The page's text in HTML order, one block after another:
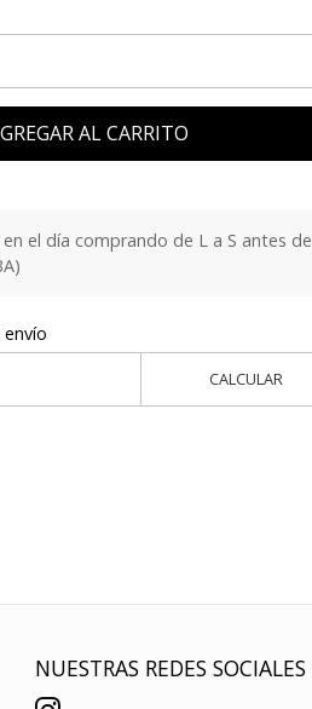
AL CARRITO
el día comprando de L a S antes de
CALCULAR
NUESTRAS REDES SOCIALES